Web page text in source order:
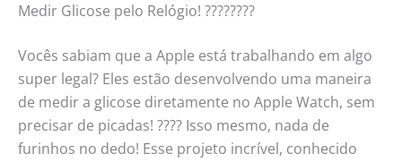
Medir Glicose pelo Relógio! ????????
Vocês sabiam que a Apple está trabalhando em algo
super legal? Eles estão desenvolvendo uma maneira
de medir a glicose diretamente no Apple Watch, sem
precisar de picadas! ???? Isso mesmo, nada de
furinhos no dedo! Esse projeto incrível, conhecido